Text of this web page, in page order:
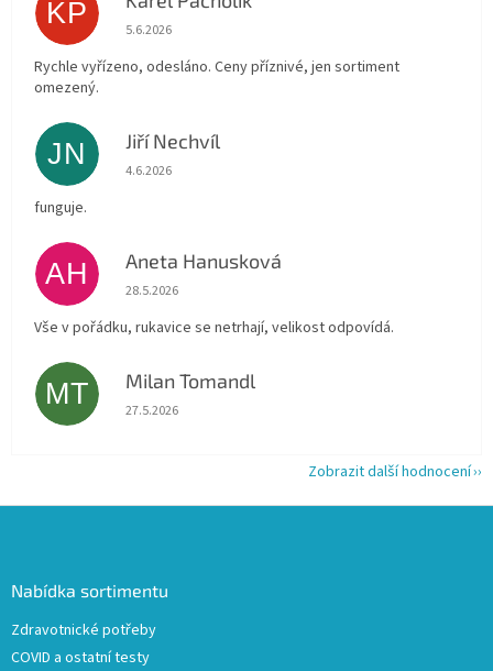
KP Hodnocení obchodu je 4 z 5 hvězdiček.
5.6.2026
Rychle vyřízeno, odesláno. Ceny příznivé, jen sortiment
omezený.
JN Jiří Nechvíl
Hodnocení obchodu je 5 z 5 hvězdiček.
4.6.2026
funguje.
AH Aneta Hanusková
Hodnocení obchodu je 5 z 5 hvězdiček.
28.5.2026
Vše v pořádku, rukavice se netrhají, velikost odpovídá.
MT Milan Tomandl
Hodnocení obchodu je 5 z 5 hvězdiček.
27.5.2026
Zobrazit další hodnocení
Nabídka sortimentu
Zdravotnické potřeby
COVID a ostatní testy